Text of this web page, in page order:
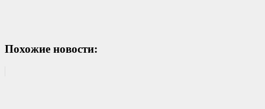
Похожие новости: